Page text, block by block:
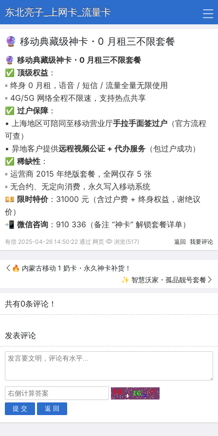
东北亮子_上网卡_流量卡
🔮 移动典藏级神卡・0 月租三不限套餐
🔮 移动典藏级神卡・0 月租三不限套餐
✅ 顶级权益 ：
▫️ 终身 0 月租，语音 / 短信 / 流量全量无限使用
▫️ 4G/5G 网络全程不限速，支持热点共享
✅ 过户保障 ：
▪ 上海地区可陪同至移动营业厅手拉手面签过户 （官方流程
可查）
▪ 异地客户提供远程视频公证 + 代办服务 （包过户成功）
✅ 稀缺性 ：
▫ 运营商 2015 年绝版套餐，全网仅存 5 张
▫ 无合约、无定向消费，永久写入移动系统
💴 限时特价：31000 元（含过户费 + 终身权益，谢绝议
价）
📲 微信咨询 ：910 336（备注 “神卡” 解锁套餐详单）
有偿 2025-04-26 14:50:22 通过 网页 浏览(517) 返回 我要评论
🔥 内蒙古移动 1 奶卡・永久神卡补货！
✨ 智慧沃家・孤品靓号套餐
共有0条评论！
发表评论
提 交 返 回